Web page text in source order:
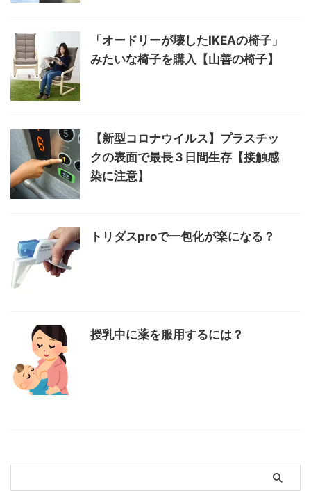
「オードリーが壊したIKEAの椅子」
みたいな椅子を購入【山善の椅子】
【新型コロナウイルス】プラスチッ
クの表面で最長３日間生存【接触感
染に注意】
トリダスproで一包化が楽になる？
授乳中に薬を服用するには？